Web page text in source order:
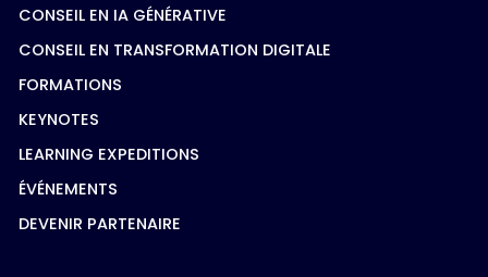
CONSEIL EN IA GÉNÉRATIVE
CONSEIL EN TRANSFORMATION DIGITALE
FORMATIONS
KEYNOTES
LEARNING EXPEDITIONS
ÉVÉNEMENTS
DEVENIR PARTENAIRE